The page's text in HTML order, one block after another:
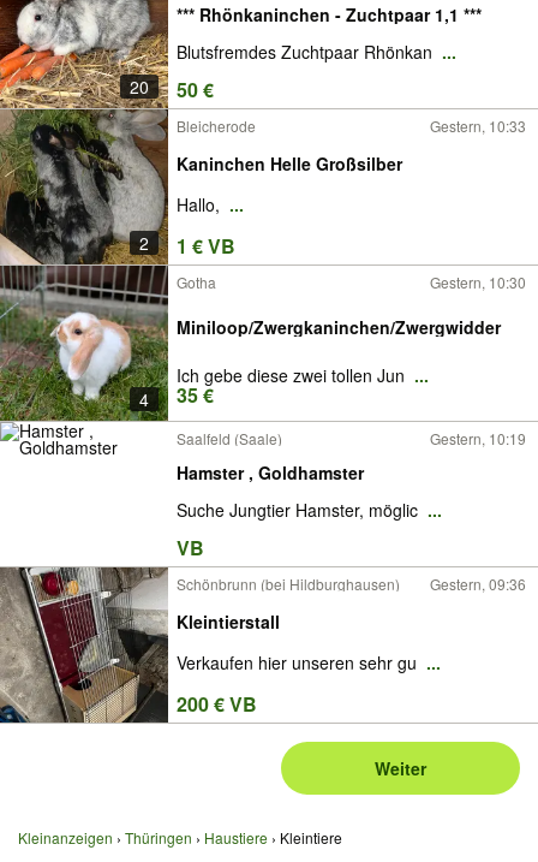
20
*** Rhönkaninchen - Zuchtpaar 1,1 ***
Blutsfremdes Zuchtpaar Rhönkan ...
50 €
2
Bleicherode Gestern, 10:33
Kaninchen Helle Großsilber
Hallo, ...
1 € VB
4
Gotha Gestern, 10:30
Miniloop/Zwergkaninchen/Zwergwidder
Ich gebe diese zwei tollen Jun ...
35 €
Saalfeld (Saale) Gestern, 10:19
Hamster , Goldhamster
Suche Jungtier Hamster, möglic ...
VB
Schönbrunn (bei Hildburghausen) Gestern, 09:36
Kleintierstall
Verkaufen hier unseren sehr gu ...
200 € VB
Weiter
Kleinanzeigen Thüringen Haustiere Kleintiere